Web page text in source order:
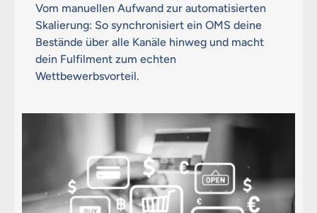
Vom manuellen Aufwand zur automatisierten
Skalierung: So synchronisiert ein OMS deine
Bestände über alle Kanäle hinweg und macht
dein Fulfilment zum echten
Wettbewerbsvorteil.